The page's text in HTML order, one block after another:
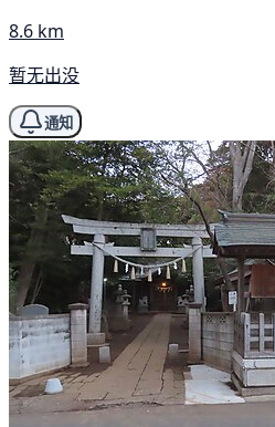
8.6 km
暂无出没
通知